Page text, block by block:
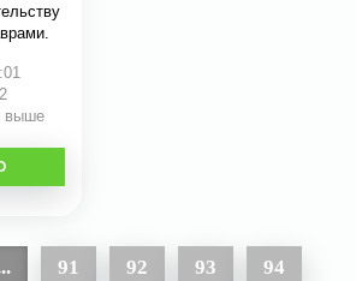
выше
91 92 93 94